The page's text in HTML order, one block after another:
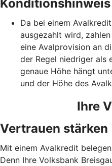
Konditionshinweis
Da bei einem
ausgezahlt wird,
eine Avalprovision an
der Regel niedriger als
genaue Höhe hängt
und der Höhe des
Ihre
Vertrauen stärken
Mit einem Avalkredit
Denn Ihre Volksbank